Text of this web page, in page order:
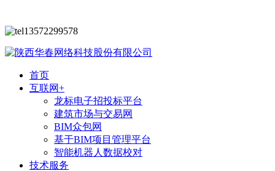
13572299578
首页
互联网+
龙标电子招投标平台
建筑市场与交易网
BIM众包网
基于BIM项目管理平台
智能机器人数据校对
技术服务